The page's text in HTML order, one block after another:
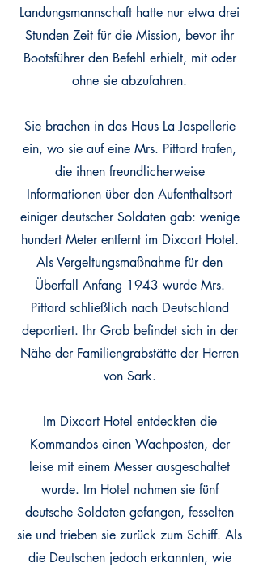
Landungsmannschaft hatte nur etwa drei
Stunden Zeit für die Mission, bevor ihr
Bootsführer den Befehl erhielt, mit oder
ohne sie abzufahren.
Sie brachen in das Haus La Jaspellerie
ein, wo sie auf eine Mrs. Pittard trafen,
die ihnen freundlicherweise
Informationen über den Aufenthaltsort
einiger deutscher Soldaten gab: wenige
hundert Meter entfernt im Dixcart Hotel.
Als Vergeltungsmaßnahme für den
Überfall Anfang 1943 wurde Mrs.
Pittard schließlich nach Deutschland
deportiert. Ihr Grab befindet sich in der
Nähe der Familiengrabstätte der Herren
von Sark.
Im Dixcart Hotel entdeckten die
Kommandos einen Wachposten, der
leise mit einem Messer ausgeschaltet
wurde. Im Hotel nahmen sie fünf
deutsche Soldaten gefangen, fesselten
sie und trieben sie zurück zum Schiff. Als
die Deutschen jedoch erkannten, wie